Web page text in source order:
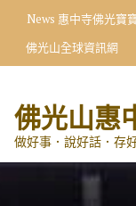
content
News 惠中寺佛光寶
佛光山全球資訊網
佛光山惠
做好事．說好話．存